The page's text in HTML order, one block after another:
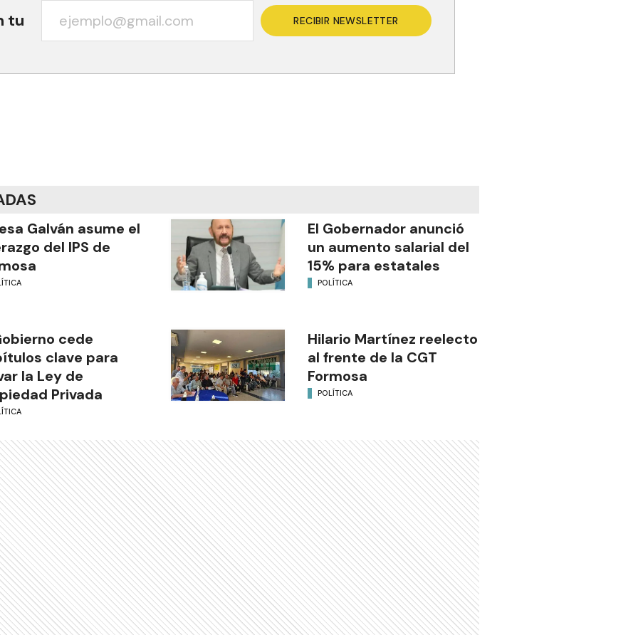
tu RECIBIR NEWSLETTER
Galván asume el
del IPS de
El Gobernador anunció
un aumento salarial del
15% para estatales
POLÍTICA
cede
clave para
la Ley de
Privada
Hilario Martínez reelecto
al frente de la CGT
Formosa
POLÍTICA